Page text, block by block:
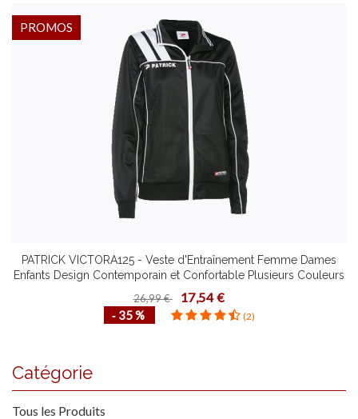
PATRICK VICTORA125 - Veste d'Entraînement Femme Dames
Enfants Design Contemporain et Confortable Plusieurs Couleurs
Tailles
26,99 € 17,54 €
‐ 35 % (2)
PROMOS
Catégorie
Tous les Produits